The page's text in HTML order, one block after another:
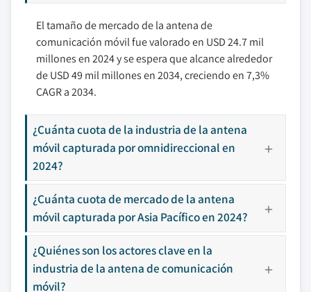
El tamaño de mercado de la antena de
comunicación móvil fue valorado en USD 24.7 mil
millones en 2024 y se espera que alcance alrededor
de USD 49 mil millones en 2034, creciendo en 7,3%
CAGR a 2034.
¿Cuánta cuota de la industria de la antena
móvil capturada por omnidireccional en
2024?
¿Cuánta cuota de mercado de la antena
móvil capturada por Asia Pacífico en 2024?
¿Quiénes son los actores clave en la
industria de la antena de comunicación
móvil?